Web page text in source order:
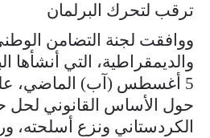
ترقب لتحرك البرلمان
ووافقت لجنة التضامن
والديمقراطية، التي أنشأها
5 أغسطس (آب) الماضي،
حول الأساس القانوني لحل
الكردستاني ونزع أسلحته،